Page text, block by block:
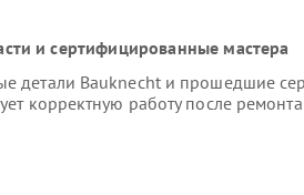
и сертифицированные мастера
детали Bauknecht и прошедшие
корректную работу после